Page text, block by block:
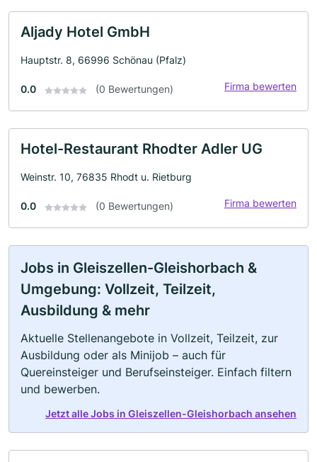
Aljady Hotel GmbH
Hauptstr. 8, 66996 Schönau (Pfalz)
0.0 (0 Bewertungen) Firma bewerten
Hotel-Restaurant Rhodter Adler UG
Weinstr. 10, 76835 Rhodt u. Rietburg
0.0 (0 Bewertungen) Firma bewerten
Jobs in Gleiszellen-Gleishorbach &
Umgebung: Vollzeit, Teilzeit,
Ausbildung & mehr
Aktuelle Stellenangebote in Vollzeit, Teilzeit, zur
Ausbildung oder als Minijob – auch für
Quereinsteiger und Berufseinsteiger. Einfach filtern
und bewerben.
Jetzt alle Jobs in Gleiszellen-Gleishorbach ansehen